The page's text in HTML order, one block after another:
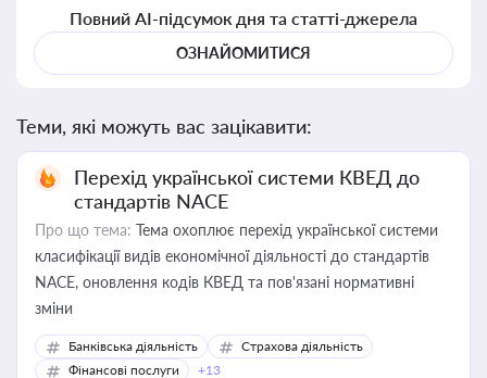
Повний AI-підсумок дня та статті-джерела
ОЗНАЙОМИТИСЯ
Теми, які можуть вас зацікавити:
Перехід української системи КВЕД до
стандартів NACE
Про що тема: Тема охоплює перехід української системи
класифікації видів економічної діяльності до стандартів
NACE, оновлення кодів КВЕД та пов'язані нормативні
зміни
Банківська діяльність
Страхова діяльність
Фінансові послуги
+13